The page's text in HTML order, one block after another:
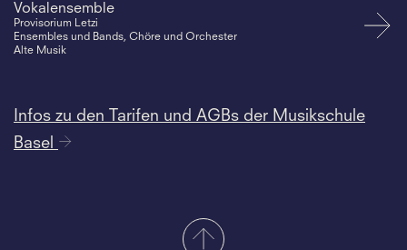
Vokalensemble
Provisorium Letzi
Ensembles und Bands, Chöre und Orchester
Alte Musik
Infos zu den Tarifen und AGBs der Musikschule
Basel